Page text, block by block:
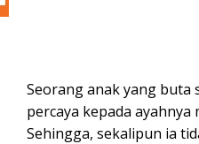
Seorang anak yang
percaya kepada
Sehingga, sekalipun ia